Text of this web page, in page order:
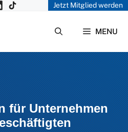
Jetzt Mitglied werden
MENU
für Unternehmen